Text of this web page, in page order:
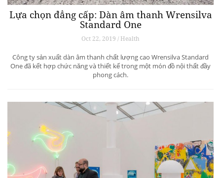
Lựa chọn đẳng cấp: Dàn âm thanh Wrensilva
Standard One
Oct 22, 2019 / Health
Công ty sản xuất dàn âm thanh chất lượng cao Wrensilva Standard
One đã kết hợp chức năng và thiết kế trong một món đồ nội thất đầy
phong cách.